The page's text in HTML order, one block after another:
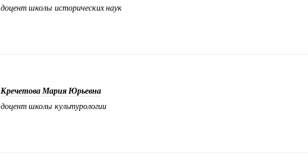
доцент школы исторических наук
Кречетова Мария Юрьевна
доцент школы культурологии